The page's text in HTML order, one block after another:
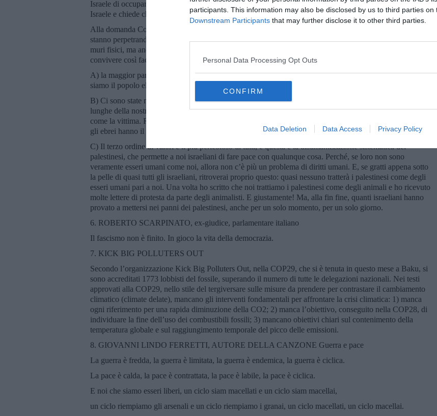
participants. This information may also be disclosed by us to third parties on
Downstream Participants that may further disclose it to other third parties.
Personal Data Processing Opt Outs
CONFIRM
Data Deletion Data Access Privacy Policy
Israele di occupare illegalmente il territorio della Cisgiordania. Invoca delle sanzioni internazionali contro
Israele e chiede che venga restituita ai Palestinesi la terra che è stata loro rubata.
Alla domanda Come fanno gli israeliani ad avere la coscienza in pace nonostante la palese ingiustizia che
stanno perpetrando? ecco la sua risposta. La società israeliana si è circondata di protezioni, non soltanto di
muri fisici, ma anche di muri mentali. Voglio solo citare i tre principi che permettono a noi israeliani di
convivere così facilmente con questa realtà brutale.
A) la maggior parte degli israeliani, se non tutti, sono convinti che noi siamo il popolo eletto. E, siccome
siamo il popolo eletto, abbiamo il diritto di fare tutto quello che vogliamo.
B) Ci sono state nella storia delle occupazioni molto più brutali della nostra, occupazioni persino più
lunghe della nostra. Ma non c’è mai stata nella storia un’occupazione in cui l’occupante si presentasse
come la vittima. Ricordiamoci di Golda Meir, questa premier israeliana che ha detto che dopo l’Olocausto
gli ebrei hanno il diritto di fare tutto quello che volevano.
C) Il terzo ordine di valori è il più pericoloso di tutti, e questa è la disumanizzazione sistematica dei
palestinesi, che permette a noi israeliani di fare pace con qualunque cosa. Perché, se loro non sono
veramente esseri umani come noi, allora non c’è più un problema di diritti umani. E, se gratti appena sotto
la pelle di quasi tutti gli israeliani, ritroverai proprio questo: quasi nessuno tratterà i palestinesi come degli
esseri umani pari a noi. Una volta ho scritto che noi trattiamo i palestinesi come degli animali e ho ricevuto
molte lettere di protesta da parte degli animalisti. E giustamente! Ma, alla fin fine, quanti israeliani hanno
provato a mettersi nei panni dei palestinesi, anche per un solo momento, per un solo giorno.
6. ROBERTO SCARPINATO, ex-giudice, parlamentare italiano
Il fascismo non è finito. In gioco la vita della democrazia.
7. KICK BIG POLLUTERS OUT
Secondo l’organizzazione Kick Big Polluters Out, nella COP29, che si è tenuta in questo mese a Baku, si
sono accreditati 1773 lobbisti del fossile, superando il numero di tutte le delegazioni nazionali. Nei testi
approvati alla COP29, nello stile del tergiversare sulle misure da prendere per contrastare il cambiamento
climatico (climate delate), mancano gli interventi fondamentali per affrontare la crisi climatica: 1) manca
ogni riferimento per una rapida diminuzione della CO2; 2) manca l’obiettivo, conseguito nella COP28, di
individuare la fine dell’uso dei combustibili fossili; 3) mancano obiettivi chiari sul contenimento della
temperatura globale e sul raggiungimento temporale del picco delle emissioni.
8. GIOVANNI LINDO FERRETTI, AUTORE DELLA CANZONE Guerra e pace
La guerra è fredda, la guerra è limitata, la guerra è endemica, la guerra è ciclica.
La pace è calda, la pace è contrattata, la pace è labile, la pace è ciclica.
E noi che siamo esseri liberi, un ciclo siam macellati e un ciclo siam macellai,
un ciclo riempiamo gli arsenali e un ciclo riempiamo i granai, un ciclo macellati, un ciclo macellai.